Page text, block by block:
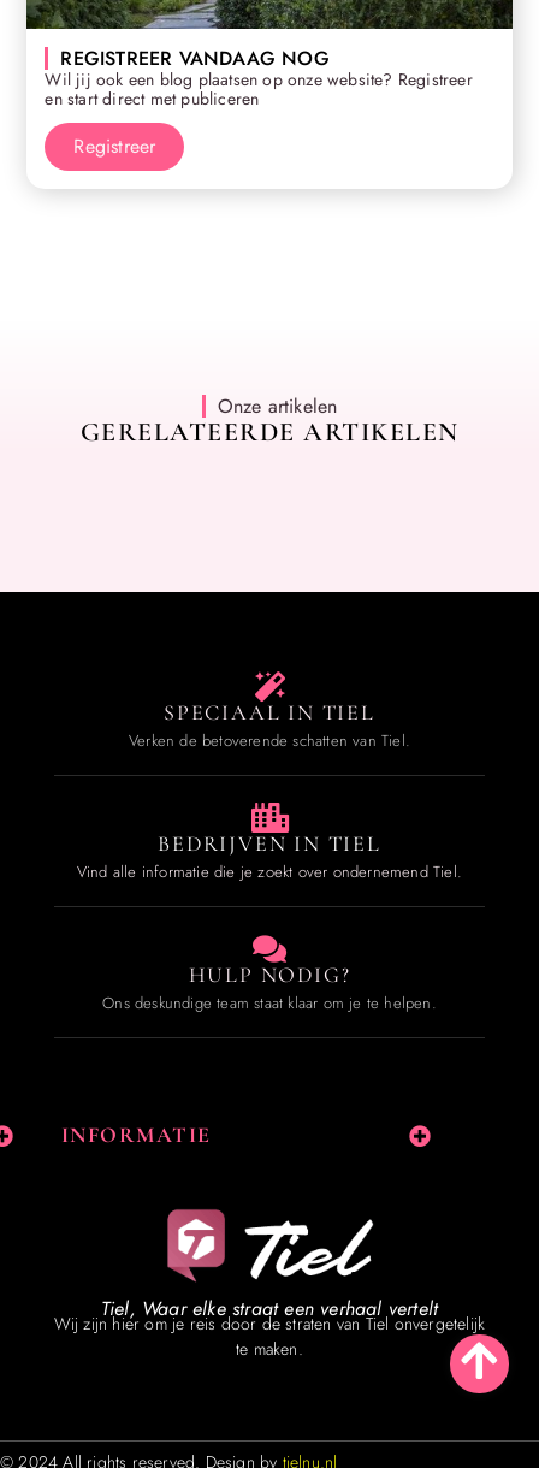
REGISTREER VANDAAG NOG
Wil jij ook een blog plaatsen op onze website? Registreer
en start direct met publiceren
Registreer
Onze artikelen
GERELATEERDE ARTIKELEN
SPECIAAL IN TIEL
Verken de betoverende schatten van Tiel.
BEDRIJVEN IN TIEL
Vind alle informatie die je zoekt over ondernemend Tiel.
HULP NODIG?
Ons deskundige team staat klaar om je te helpen.
INFORMATIE
Tiel, Waar elke straat een verhaal vertelt
Wij zijn hier om je reis door de straten van Tiel onvergetelijk
te maken.
© 2024 All rights reserved. Design by tielnu.nl